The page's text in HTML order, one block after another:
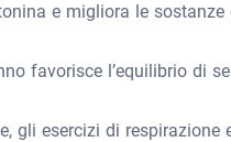
e migliora le sostanze
favorisce l’equilibrio di
gli esercizi di respirazione